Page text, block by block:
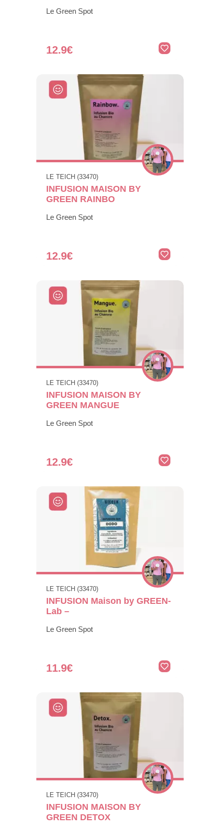
Le Green Spot
12.9€
LE TEICH (33470)
INFUSION MAISON BY
GREEN RAINBO
Le Green Spot
12.9€
LE TEICH (33470)
INFUSION MAISON BY
GREEN MANGUE
Le Green Spot
12.9€
LE TEICH (33470)
INFUSION Maison by GREEN-
Lab –
Le Green Spot
11.9€
LE TEICH (33470)
INFUSION MAISON BY
GREEN DETOX